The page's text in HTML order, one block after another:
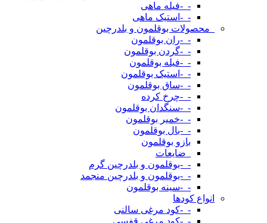
-_-فیله ماهی
-_-استیک ماهی
_محصولات بوقلمون و بلدرچین
-_-ران بوقلمون
-_-گردن بوقلمون
-_-فیله بوقلمون
-_-استیک بوقلمون
-_-ساق بوقلمون
-_-چرخ کرده
-_-سنگدان بوقلمون
-_-خمیر بوقلمون
-_-بال بوقلمون
بازو بوقلمون
_ضایعات
-_-بوقلمون و بلدرچین گرم
-_-بوقلمون و بلدرچین منجمد
-_-سینه بوقلمون
انواع کودها
-_-کود مرغی سالنی